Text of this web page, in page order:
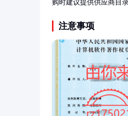
购时建议提供供应商目
注意事项